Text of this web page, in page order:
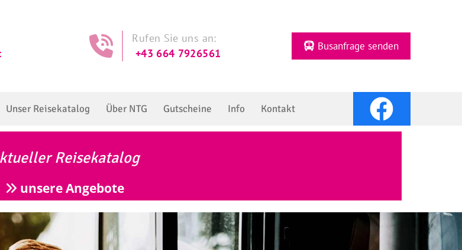

Rufen Sie uns an:
+43 664 7926561
Busanfrage senden
Unser Reisekatalog Über NTG Gutscheine Info Kontakt
Reisekatalog
 unsere Angebote